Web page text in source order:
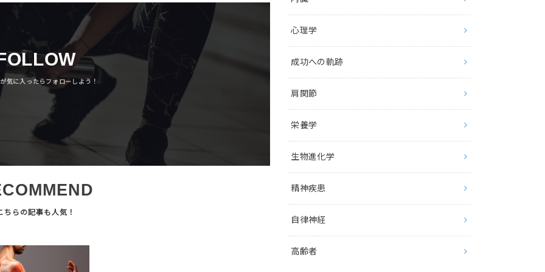
心理学
成功への軌跡
肩関節
栄養学
生物進化学
精神疾患
自律神経
高齢者